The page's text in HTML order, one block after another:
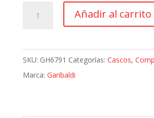
era:
16,49 €.
es:
14,84
Añadir al carrito
SKU: GH6791 Categorías: Cascos,
Marca: Garibaldi